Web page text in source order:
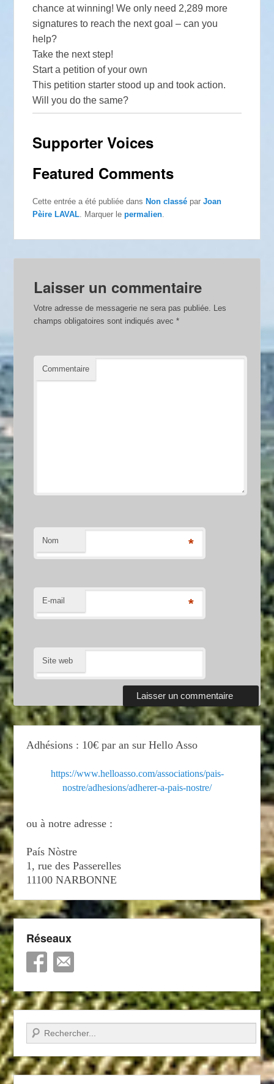
chance at winning! We only need 2,289 more
signatures to reach the next goal – can you
help?
Take the next step!
Start a petition of your own
This petition starter stood up and took action.
Will you do the same?
Supporter Voices
Featured Comments
Cette entrée a été publiée dansNon classé parJoan
Pèire LAVAL . Marquer lepermalien
Laisser un commentaire
Votre adresse de messagerie ne sera pas publiée. Les
champs obligatoires sont indiqués avec*
Commentaire
Nom *
E-mail *
Site web
Adhésions : 10€ par an sur Hello Asso
https://www.helloasso.com/associations/pais-
nostre/adhesions/adherer-a-pais-nostre/
ou à notre adresse :
País Nòstre
1, rue des Passerelles
11100 NARBONNE
Réseaux
Recherche